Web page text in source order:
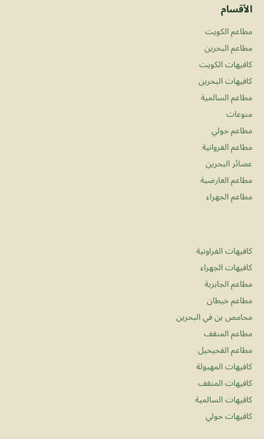
الأقسام
مطاعم الكويت
مطاعم البحرين
كافيهات الكويت
كافيهات البحرين
مطاعم السالمية
منوعات
مطاعم حولي
مطاعم الفروانية
عصائر البحرين
مطاعم العارضية
مطاعم الجهراء
كافيهات الفراونية
كافيهات الجهراء
مطاعم الجابرية
مطاعم خيطان
محامص بن في البحرين
مطاعم المنقف
مطاعم الفحيحيل
كافيهات المهبولة
كافيهات المنقف
كافيهات السالمية
كافيهات حولي